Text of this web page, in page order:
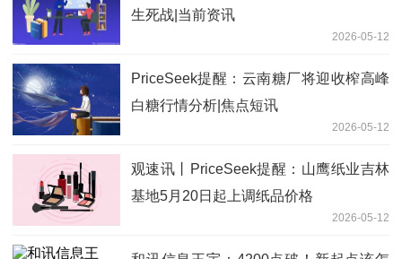
生死战|当前资讯
2026-05-12
PriceSeek提醒：云南糖厂将迎收榨高峰
白糖行情分析|焦点短讯
2026-05-12
观速讯丨PriceSeek提醒：山鹰纸业吉林
基地5月20日起上调纸品价格
2026-05-12